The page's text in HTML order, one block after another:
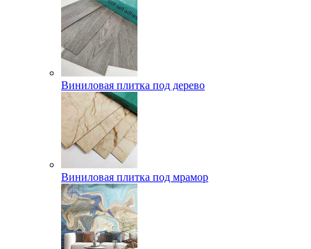
Виниловая плитка под дерево
Виниловая плитка под мрамор